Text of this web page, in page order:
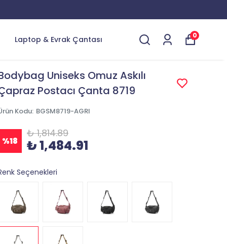
Laptop & Evrak Çantası 0
Uniseks Omuz Askılı
Postacı Çanta 8719
Kodu: BGSM8719-AGRI
%18
₺ 1,814.89
₺ 1,484.91
Seçenekleri